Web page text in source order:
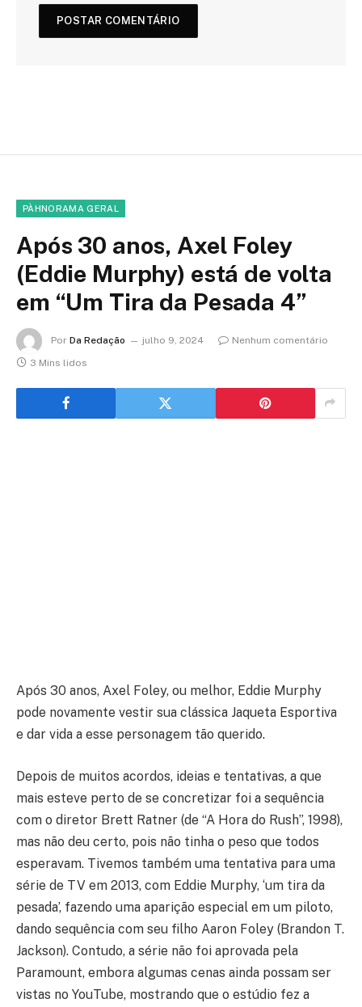
PÀHNORAMA GERAL
Após 30 anos, Axel Foley
(Eddie Murphy) está de volta
em “Um Tira da Pesada 4”
Por Da Redação julho 9, 2024
Nenhum comentário
3 Mins lidos
Após 30 anos, Axel Foley, ou melhor, Eddie Murphy
pode novamente vestir sua clássica Jaqueta Esportiva
e dar vida a esse personagem tão querido.
Depois de muitos acordos, ideias e tentativas, a que
mais esteve perto de se concretizar foi a sequência
com o diretor Brett Ratner (de “A Hora do Rush”, 1998),
mas não deu certo, pois não tinha o peso que todos
esperavam. Tivemos também uma tentativa para uma
série de TV em 2013, com Eddie Murphy, ‘um tira da
pesada’, fazendo uma aparição especial em um piloto,
dando sequência com seu filho Aaron Foley (Brandon T.
Jackson). Contudo, a série não foi aprovada pela
Paramount, embora algumas cenas ainda possam ser
vistas no YouTube, mostrando que o estúdio fez a